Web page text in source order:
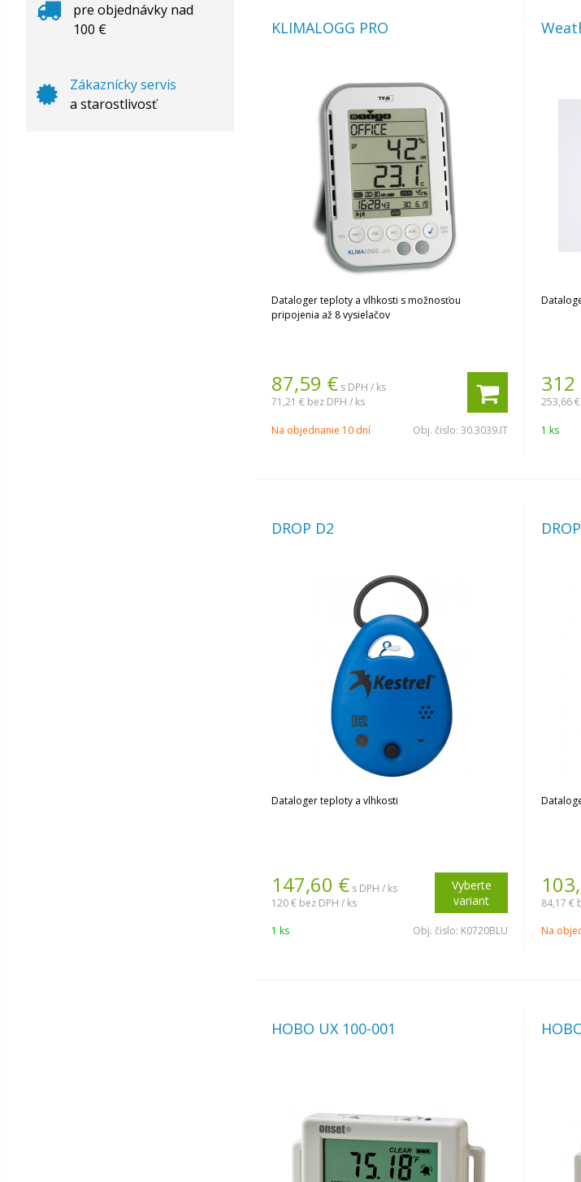
KLIMALOGG PRO
Dataloger teploty a vlhkosti s možnosťou
pripojenia až 8 vysielačov
87,59 € s DPH / ks
71,21 € bez DPH / ks
Na objednanie 10 dní Obj. čislo:30.3039.IT
312
253,66 €
1 ks
DROP D2
Dataloger teploty a vlhkosti
147,60 € s DPH / ks
120 € bez DPH / ks
Vyberte
variant
1 ks Obj. čislo: K0720BLU
84,17 €
Na
HOBO UX 100-001
pre objednávky nad
100 €
Zákaznícky servis
a starostlivosť